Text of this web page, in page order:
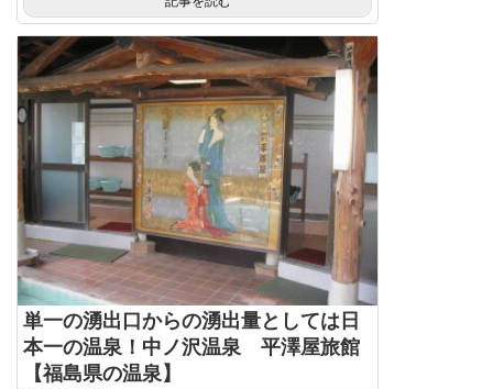
単一の湧出口からの湧出量としては日
本一の温泉！中ノ沢温泉 平澤屋旅館
【福島県の温泉】